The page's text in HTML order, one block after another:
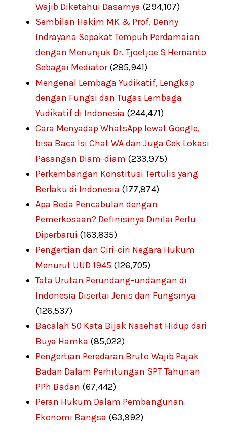
Wajib Diketahui Dasarnya (294,107)
Sembilan Hakim MK & Prof. Denny
Indrayana Sepakat Tempuh Perdamaian
dengan Menunjuk Dr. Tjoetjoe S Hernanto
Sebagai Mediator (285,941)
Mengenal Lembaga Yudikatif, Lengkap
dengan Fungsi dan Tugas Lembaga
Yudikatif di Indonesia (244,471)
Cara Menyadap WhatsApp lewat Google,
bisa Baca Isi Chat WA dan Juga Cek Lokasi
Pasangan Diam-diam (233,975)
Perkembangan Konstitusi Tertulis yang
Berlaku di Indonesia (177,874)
Apa Beda Pencabulan dengan
Pemerkosaan? Definisinya Dinilai Perlu
Diperbarui (163,835)
Pengertian dan Ciri-ciri Negara Hukum
Menurut UUD 1945 (126,705)
Tata Urutan Perundang-undangan di
Indonesia Disertai Jenis dan Fungsinya
(126,537)
Bacalah 50 Kata Bijak Nasehat Hidup dari
Buya Hamka (85,022)
Pengertian Peredaran Bruto Wajib Pajak
Badan Dalam Perhitungan SPT Tahunan
PPh Badan (67,442)
Peran Hukum Dalam Pembangunan
Ekonomi Bangsa (63,992)